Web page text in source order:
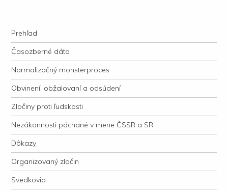
justície
Navigation
Skip to content
Prehľad
Časozberné dáta
Normalizačný monsterproces
Obvinení, obžalovaní a odsúdení
Zločiny proti ľudskosti
Nezákonnosti páchané v mene ČSSR a SR
Dôkazy
Organizovaný zločin
Svedkovia